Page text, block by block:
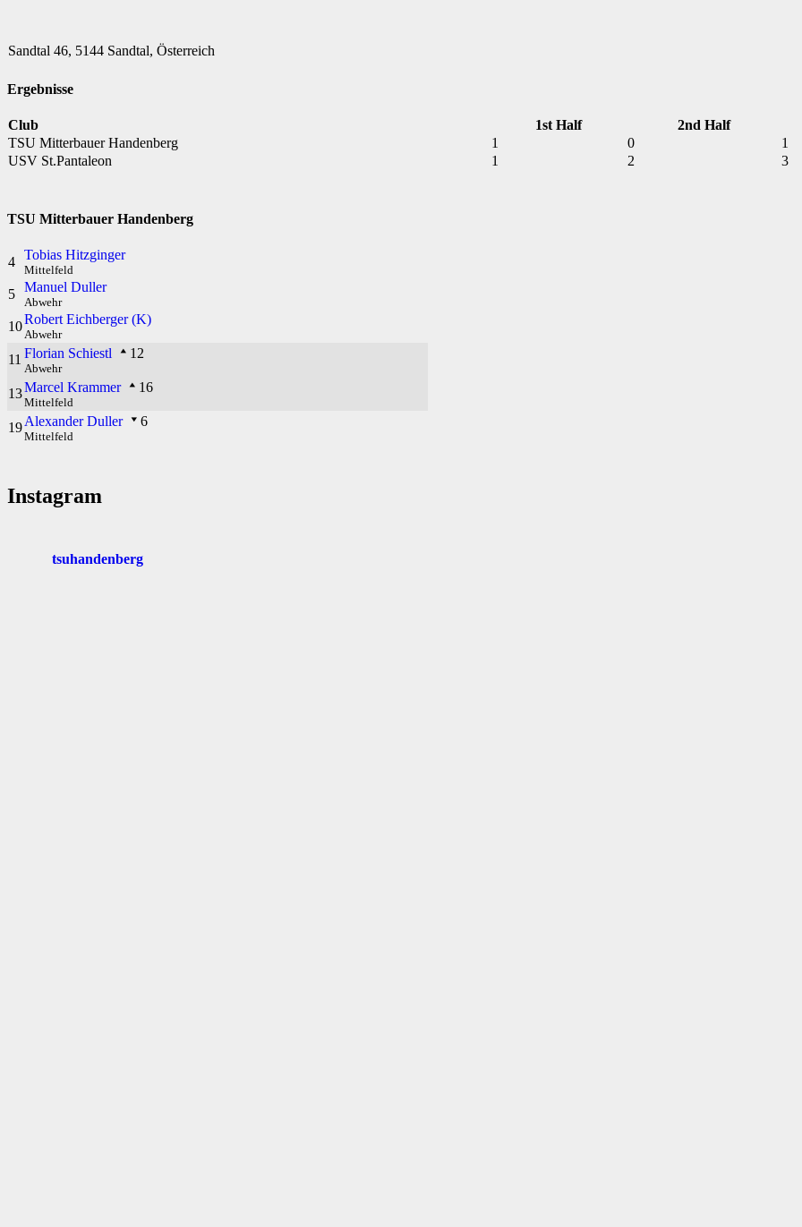
Sandtal 46, 5144 Sandtal, Österreich
Ergebnisse
Club 1st Half
2nd Half
TSU Mitterbauer Handenberg
1 0
1
USV St.Pantaleon
1 2 3
TSU Mitterbauer Handenberg
4 Tobias Hitzginger
Mittelfeld
5 Manuel Duller
Abwehr
10Robert Eichberger (K)
Abwehr
11 Florian Schiestl 12
Abwehr
13Marcel Krammer 16
Mittelfeld
19Alexander Duller 6
Mittelfeld
Instagram
tsuhandenberg